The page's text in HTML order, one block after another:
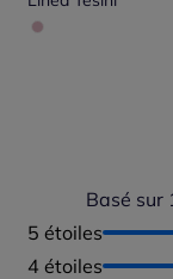
Basé sur
5 étoiles
4 étoiles